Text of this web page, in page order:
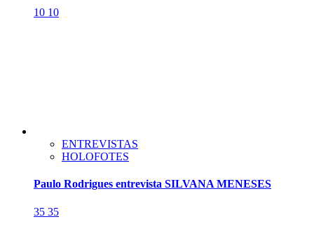
10 10
ENTREVISTAS
HOLOFOTES
Paulo Rodrigues entrevista SILVANA MENESES
35 35